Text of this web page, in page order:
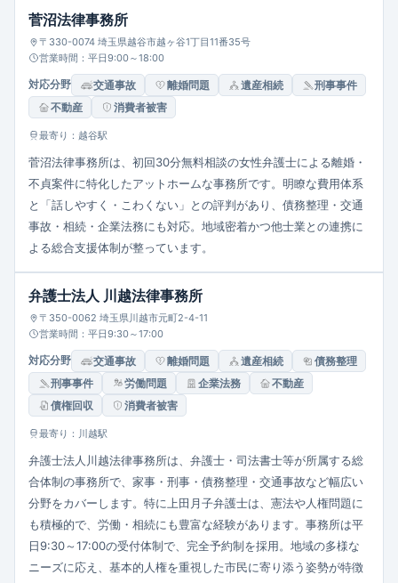
菅沼法律事務所
〒330-0074 埼玉県越谷市越ヶ谷1丁目11番35号
営業時間：平日9:00～18:00
対応分野 交通事故 離婚問題 遺産相続
刑事事件
不動産
消費者被害
最寄り：越谷駅
菅沼法律事務所は、初回30分無料相談の女性弁護士による離婚・
不貞案件に特化したアットホームな事務所です。明瞭な費用体系
と「話しやすく・こわくない」との評判があり、債務整理・交通
事故・相続・企業法務にも対応。地域密着かつ他士業との連携に
よる総合支援体制が整っています。
弁護士法人 川越法律事務所
〒350-0062 埼玉県川越市元町2-4-11
営業時間：平日9:30～17:00
対応分野 交通事故 離婚問題 遺産相続
債務整理
刑事事件
労働問題 企業法務
不動産
債権回収
消費者被害
最寄り：川越駅
弁護士法人川越法律事務所は、弁護士・司法書士等が所属する総
合体制の事務所で、家事・刑事・債務整理・交通事故など幅広い
分野をカバーします。特に上田月子弁護士は、憲法や人権問題に
も積極的で、労働・相続にも豊富な経験があります。事務所は平
日9:30～17:00の受付体制で、完全予約制を採用。地域の多様な
ニーズに応え、基本的人権を重視した市民に寄り添う姿勢が特徴